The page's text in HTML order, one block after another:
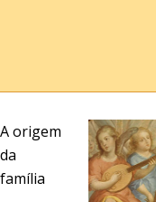
A origem
da
família